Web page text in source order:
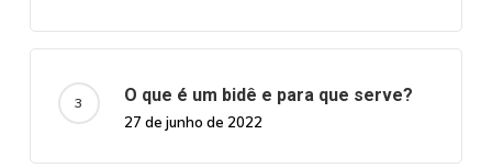
O que é um bidê e para que serve?
27 de junho de 2022